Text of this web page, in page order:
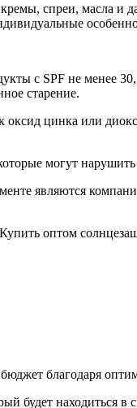
спреи, масла
с SPF не менее
старение.
цинка или
могут
являются
оптом
благодаря
будет находиться